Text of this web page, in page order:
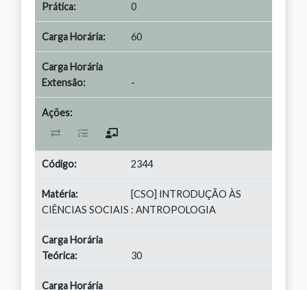
0
60
-
2344
[CSO] INTRODUÇÃO ÀS
CIÊNCIAS SOCIAIS : ANTROPOLOGIA
30